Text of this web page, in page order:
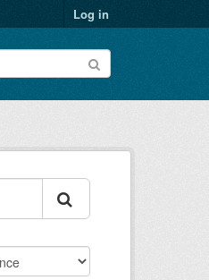
Log in